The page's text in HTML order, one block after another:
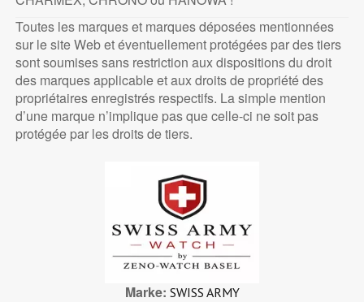
Toutes les marques et marques déposées mentionnées
sur le site Web et éventuellement protégées par des tiers
sont soumises sans restriction aux dispositions du droit
des marques applicable et aux droits de propriété des
propriétaires enregistrés respectifs. La simple mention
d’une marque n’implique pas que celle-ci ne soit pas
protégée par les droits de tiers.
Marke SWISS ARMY